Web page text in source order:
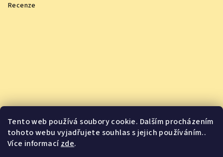
Tento web používá soubory cookie. Dalším procházením
tohoto webu vyjadřujete souhlas s jejich používáním..
Více informacízde.
Recenze